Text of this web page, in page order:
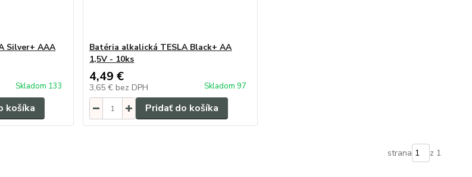
Silver+ AAA
Skladom 133
košíka
Batéria alkalická TESLA Black+ AA
1,5V - 10ks
4,49 €
3,65 € bez DPH Skladom 97
Pridať do košíka
strana z 1